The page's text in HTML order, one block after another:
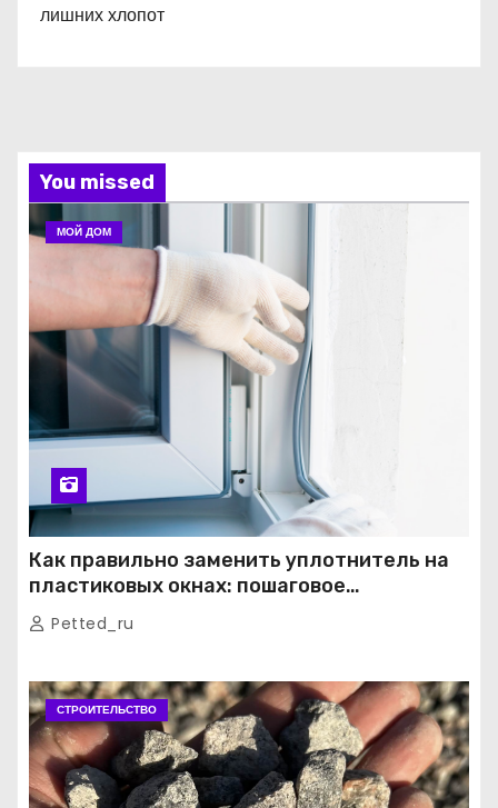
лишних хлопот
You missed
МОЙ ДОМ
Как правильно заменить уплотнитель на
пластиковых окнах: пошаговое
руководство от экспертов
Petted_ru
СТРОИТЕЛЬСТВО